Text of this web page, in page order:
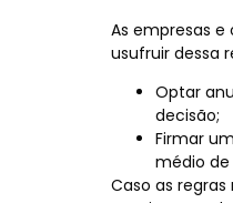
As empresas
usufruir dessa
Optar
decisão;
Firmar
médio de
Caso as